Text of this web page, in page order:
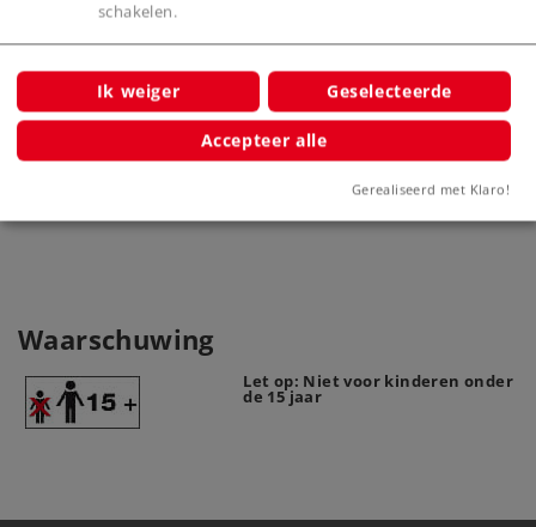
Mast voor bovenleiding
Waarschuwing
Let op: Niet voor kinderen onder
de 15 jaar
schakelen.
Ik weiger Geselecteerde
Accepteer alle
Gerealiseerd met Klaro!